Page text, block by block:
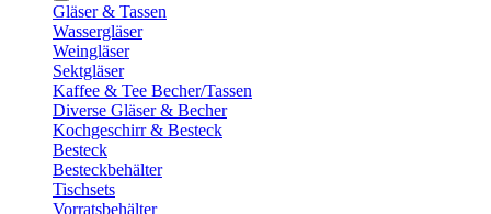
Gläser & Tassen
Wassergläser
Weingläser
Sektgläser
Kaffee & Tee Becher/Tassen
Diverse Gläser & Becher
Kochgeschirr & Besteck
Besteck
Besteckbehälter
Tischsets
Vorratsbehälter